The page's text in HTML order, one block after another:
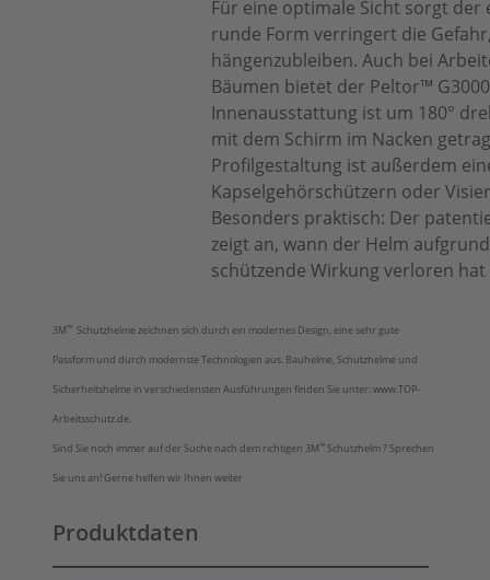
Für eine optimale Sicht sorgt der
runde Form verringert die
hängenzubleiben. Auch bei
Bäumen bietet der Peltor™
Innenausstattung ist um 180°
mit dem Schirm im Nacken
Profilgestaltung ist außerdem
Kapselgehörschützern oder
Besonders praktisch: Der
zeigt an, wann der Helm
schützende Wirkung verloren
3M™ Schutzhelme zeichnen sich durch ein modernes Design, eine sehr gute
Passform und durch modernste Technologien aus. Bauhelme, Schutzhelme und
Sicherheitshelme in verschiedensten Ausführungen finden Sie unter: www.TOP-
Arbeitsschutz.de.
Sind Sie noch immer auf der Suche nach dem richtigen 3M™ Schutzhelm ? Sprechen
Sie uns an! Gerne helfen wir Ihnen weiter
Produktdaten